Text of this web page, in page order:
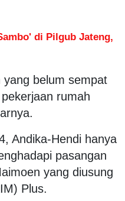
di Pilgub Jateng,
belum sempat
rumah
Andika-Hendi hanya
pasangan
yang diusung
Plus.